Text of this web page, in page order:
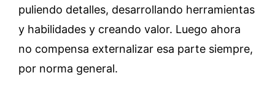
puliendo detalles, desarrollando herramientas
y habilidades y creando valor. Luego ahora
no compensa externalizar esa parte siempre,
por norma general.